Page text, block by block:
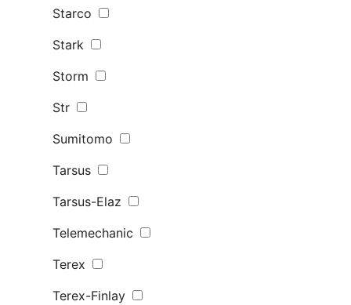
Starco
Stark
Storm
Str
Sumitomo
Tarsus
Tarsus-Elaz
Telemechanic
Terex
Terex-Finlay